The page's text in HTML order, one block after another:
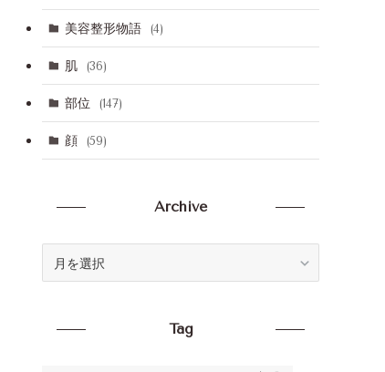
3,患者さんのニーズ
8：45 ～ 18：00※曜日により
¥7,700～
1,長年の経験と実績
2,シミ・ホクロだけ
など、幅広い皮膚疾
3,患者さん一人ひと
添った、丁寧な診療
10：00 ～ 18：00
¥5,500～
1,女性医師による、
美容整形物語 (4)
肌 (36)
部位 (147)
顔 (59)
Archive
Archive
Tag